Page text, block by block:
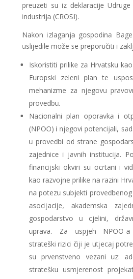
preuzeti su iz deklaracije
industrija (CROSI).
Nakon izlaganja gospodina
uslijedile može se preporučiti i
Iskoristiti prilike za Hrvatsku
Europski zeleni plan te
mehanizme za njegovu
provedbu.
Nacionalni plan oporavka i
(NPOO) i njegovi potencijali,
u provedbi od strane
zajednice i javnih institucija.
financijski okviri su ocrtani i
kao razvojne prilike na razini
na potezu subjekti
asocijacije, akademska
gospodarstvo u cjelini,
uprava. Za uspjeh NPOO-
strateški rizici čiji je utjecaj
su prvenstveno vezani uz:
stratešku usmjerenost